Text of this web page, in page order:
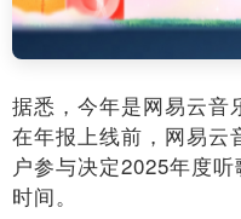
据悉，今年是网易云音
在年报上线前，网易云
户参与决定2025年度
时间。